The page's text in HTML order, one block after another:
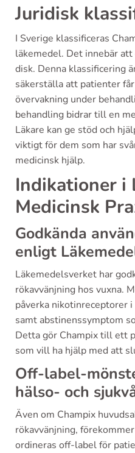
Juridisk
I Sverige klassificeras
läkemedel. Det innebär
disk. Denna klassificering
säkerställa att patienter
övervakning under
behandling bidrar till en
Läkare kan ge stöd och
viktigt för dem som har
medicinsk hjälp.
Indikationer i
Medicinsk
Godkända
enligt
Läkemedelsverket har
rökavvänjning hos vuxna.
påverka nikotinreceptorer
samt abstinenssymptom
Detta gör Champix till ett
som vill ha hjälp med att
Off-label-
hälso- och
Även om Champix
rökavvänjning,
ordineras off-label för